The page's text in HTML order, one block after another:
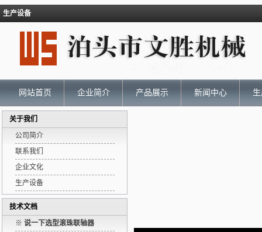
生产设备
网站首页 企业简介 产品展示 新闻中心
关于我们
公司简介
联系我们
企业文化
生产设备
技术文档
※ 说一下选型滚珠联轴器